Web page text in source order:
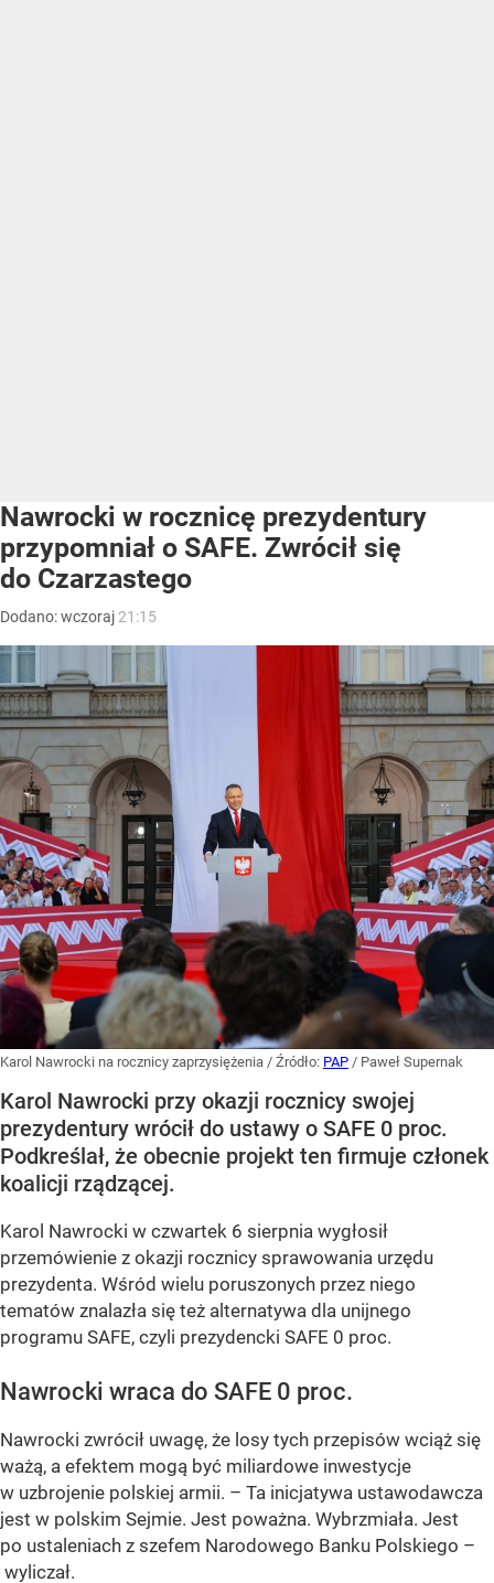
Nawrocki w rocznicę prezydentury
przypomniał o SAFE. Zwrócił się
do Czarzastego
Dodano:wczoraj 21:15
Karol Nawrocki na rocznicy zaprzysiężenia / Źródło: PAP / Paweł Supernak
Karol Nawrocki przy okazji rocznicy swojej
prezydentury wrócił do ustawy o SAFE 0 proc.
Podkreślał, że obecnie projekt ten firmuje członek
koalicji rządzącej.
Karol Nawrocki w czwartek 6 sierpnia wygłosił
przemówienie z okazji rocznicy sprawowania urzędu
prezydenta. Wśród wielu poruszonych przez niego
tematów znalazła się też alternatywa dla unijnego
programu SAFE, czyli prezydencki SAFE 0 proc.
Nawrocki wraca do SAFE 0 proc.
Nawrocki zwrócił uwagę, że losy tych przepisów wciąż się
ważą, a efektem mogą być miliardowe inwestycje
w uzbrojenie polskiej armii. – Ta inicjatywa ustawodawcza
jest w polskim Sejmie. Jest poważna. Wybrzmiała. Jest
po ustaleniach z szefem Narodowego Banku Polskiego –
wyliczał.